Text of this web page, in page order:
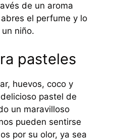
de un aroma
el perfume y lo
niño.
pasteles
huevos, coco y
pastel de
un maravilloso
pueden sentirse
por su olor, ya sea